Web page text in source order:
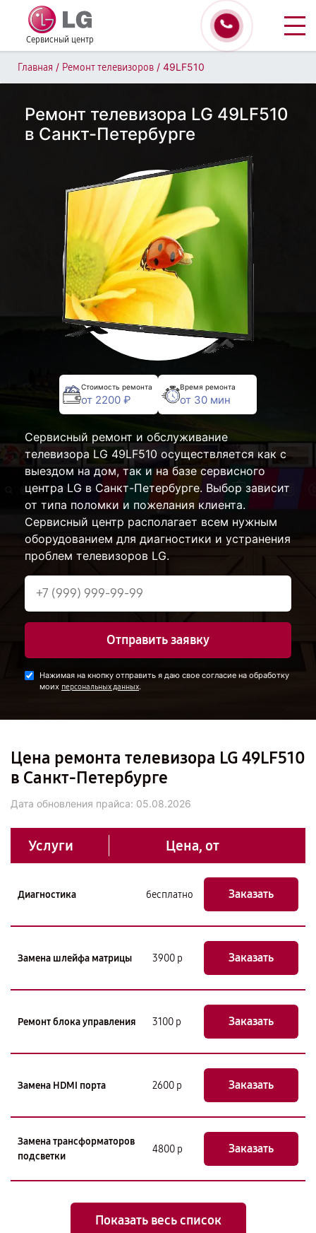
Сервисный центр
Главная / Ремонт телевизоров / 49LF510
Ремонт телевизора LG 49LF510
в Санкт-Петербурге
Стоимость ремонта
от 2200 ₽
Время ремонта
от 30 мин
Сервисный ремонт и обслуживание
телевизора LG 49LF510 осуществляется как с
выездом на дом, так и на базе сервисного
центра LG в Санкт-Петербурге. Выбор зависит
от типа поломки и пожелания клиента.
Сервисный центр располагает всем нужным
оборудованием для диагностики и устранения
проблем телевизоров LG.
Отправить заявку
Нажимая на кнопку отправить я даю свое согласие на обработку
моих персональных данных.
Цена ремонта телевизора LG 49LF510
в Санкт-Петербурге
Дата обновления прайса: 05.08.2026
Услуги Цена, от
Диагностика бесплатно Заказать
Замена шлейфа матрицы 3900 р Заказать
Ремонт блока управления 3100 р Заказать
Замена HDMI порта 2600 р Заказать
Замена трансформаторов
подсветки
4800 р Заказать
Показать весь список